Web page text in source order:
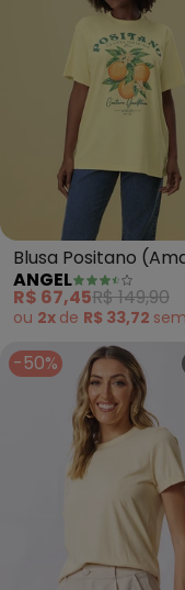
Blusa Positano
ANGEL
R$ 67,45R$ 149,90
ou 2x de R$ 33,72 sem
-50%